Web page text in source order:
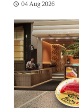
04 Aug 2026